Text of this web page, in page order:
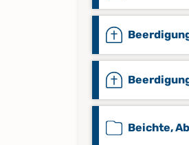
Beichte,